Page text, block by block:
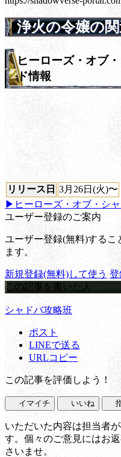
浄火の令嬢の
ヒーローズ・オブ
ド情報
リリース日 3月26日(火)〜
▶ヒーローズ・オブ・シ
ユーザー登録のご案内
ユーザー登録(無料)するこ
ます。
新規登録(無料)して使う 登
この記事を書いた人
シャドバ攻略班
ポスト
LINEで送る
URLコピー
この記事を評価しよう！
イマイチ いいね
いただいた内容は担当者
す。個々のご意見にはお
さいませ。